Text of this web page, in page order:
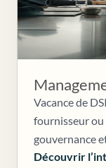
Vacance de
fournisseur
gouvernance
Découvrir